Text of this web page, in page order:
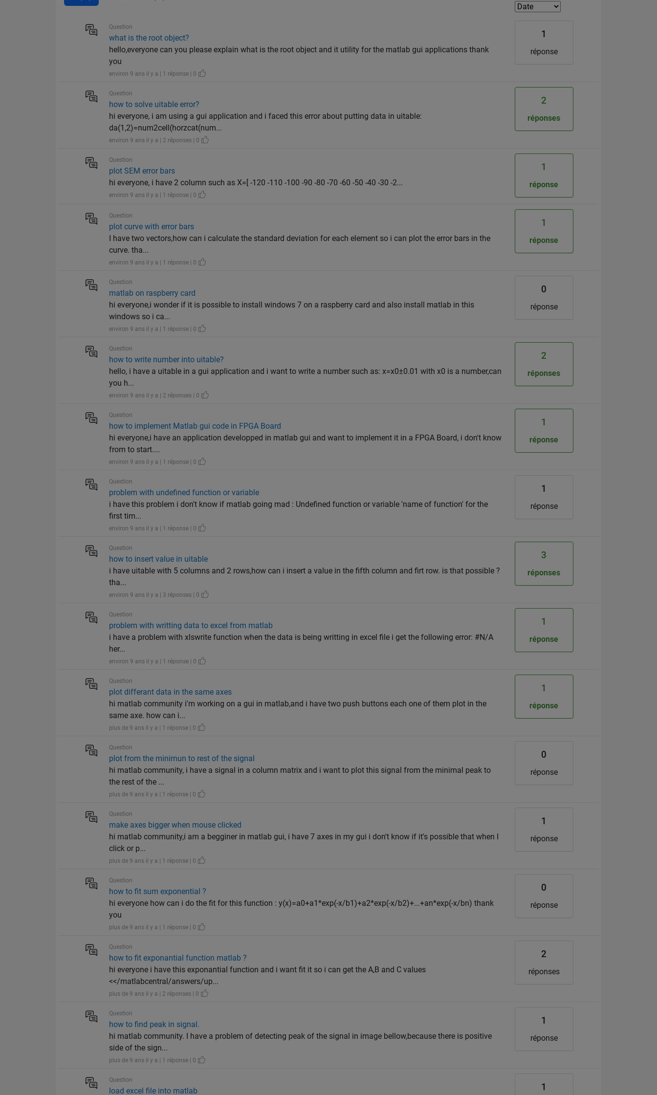
Question
what is the root object?
hello,everyone can you please explain what is the root object and it utility for the matlab gui applications thank
you
environ 9 ans il y a | 1 réponse | 0
1
réponse
Question
how to solve uitable error?
hi everyone, i am using a gui application and i faced this error about putting data in uitable:
da(1,2)=num2cell(horzcat(num...
environ 9 ans il y a | 2 réponses | 0
2
réponses
Question
plot SEM error bars
hi everyone, i have 2 column such as X=[ -120 -110 -100 -90 -80 -70 -60 -50 -40 -30 -2...
environ 9 ans il y a | 1 réponse | 0
1
réponse
Question
plot curve with error bars
I have two vectors,how can i calculate the standard deviation for each element so i can plot the error bars in the
curve. tha...
environ 9 ans il y a | 1 réponse | 0
1
réponse
Question
matlab on raspberry card
hi everyone,i wonder if it is possible to install windows 7 on a raspberry card and also install matlab in this
windows so i ca...
environ 9 ans il y a | 1 réponse | 0
0
réponse
Question
how to write number into uitable?
hello, i have a uitable in a gui application and i want to write a number such as: x=x0±0.01 with x0 is a number,can
you h...
environ 9 ans il y a | 2 réponses | 0
2
réponses
Question
how to implement Matlab gui code in FPGA Board
hi everyone,i have an application developped in matlab gui and want to implement it in a FPGA Board, i don't know
from to start....
environ 9 ans il y a | 1 réponse | 0
1
réponse
Question
problem with undefined function or variable
i have this problem i don't know if matlab going mad : Undefined function or variable 'name of function' for the
first tim...
environ 9 ans il y a | 1 réponse | 0
1
réponse
Question
how to insert value in uitable
i have uitable with 5 columns and 2 rows,how can i insert a value in the fifth column and firt row. is that possible ?
tha...
environ 9 ans il y a | 3 réponses | 0
3
réponses
Question
problem with writting data to excel from matlab
i have a problem with xlswrite function when the data is being writting in excel file i get the following error: #N/A
her...
environ 9 ans il y a | 1 réponse | 0
1
réponse
Question
plot differant data in the same axes
hi matlab community i'm working on a gui in matlab,and i have two push buttons each one of them plot in the
same axe. how can i...
plus de 9 ans il y a | 1 réponse | 0
1
réponse
Question
plot from the minimun to rest of the signal
hi matlab community, i have a signal in a column matrix and i want to plot this signal from the minimal peak to
the rest of the ...
plus de 9 ans il y a | 1 réponse | 0
0
réponse
Question
make axes bigger when mouse clicked
hi matlab community,i am a begginer in matlab gui, i have 7 axes in my gui i don't know if it's possible that when I
click or p...
plus de 9 ans il y a | 1 réponse | 0
1
réponse
Question
how to fit sum exponential ?
hi everyone how can i do the fit for this function : y(x)=a0+a1*exp(-x/b1)+a2*exp(-x/b2)+...+an*exp(-x/bn) thank
you
plus de 9 ans il y a | 1 réponse | 0
0
réponse
Question
how to fit exponantial function matlab ?
hi everyone i have this exponantial function and i want fit it so i can get the A,B and C values
<</matlabcentral/answers/up...
plus de 9 ans il y a | 2 réponses | 0
2
réponses
Question
how to find peak in signal.
hi matlab community. I have a problem of detecting peak of the signal in image bellow,because there is positive
side of the sign...
plus de 9 ans il y a | 1 réponse | 0
1
réponse
Question
load excel file into matlab 1